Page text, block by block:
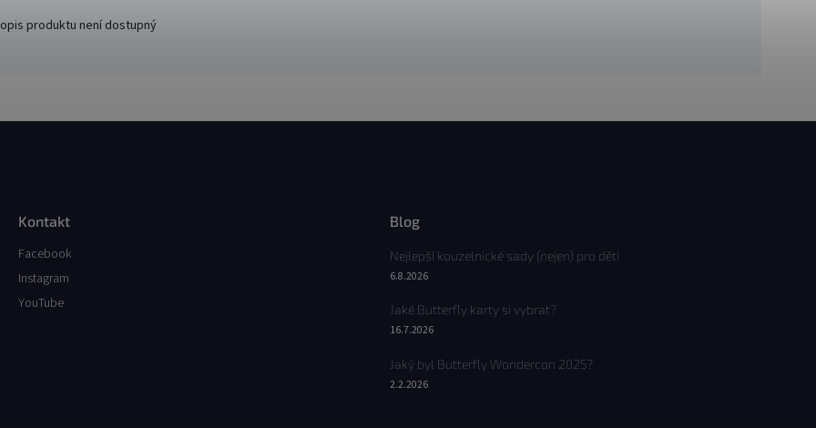
produktu není dostupný
Kontakt
Facebook
Instagram
YouTube
Blog
Nejlepší kouzelnické sady (nejen) pro děti
6.8.2026
Jaké Butterfly karty si vybrat?
16.7.2026
Jaký byl Butterfly Wondercon 2025?
2.2.2026